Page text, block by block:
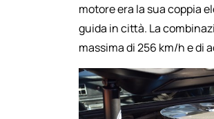
motore era la sua coppia
guida in città. La
massima di 256 km/h e di